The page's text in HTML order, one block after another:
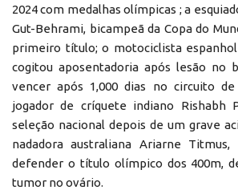
2024 com medalhas olímpicas ; a
Gut-Behrami, bicampeã da Copa do
primeiro título; o motociclista espanhol
cogitou aposentadoria após lesão no
vencer após 1,000 dias no circuito
jogador de críquete indiano Rishabh
seleção nacional depois de um grave
nadadora australiana Ariarne
defender o título olímpico dos 400m,
tumor no ovário.